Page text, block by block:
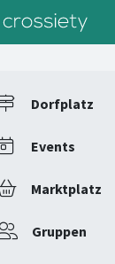
Dorfplatz
Events
Marktplatz
Gruppen